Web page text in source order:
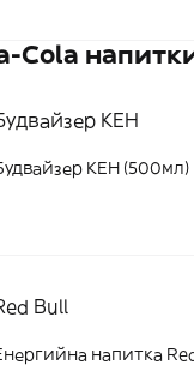
Cola
КЕН
КЕН (500мл)
Bull
напитка